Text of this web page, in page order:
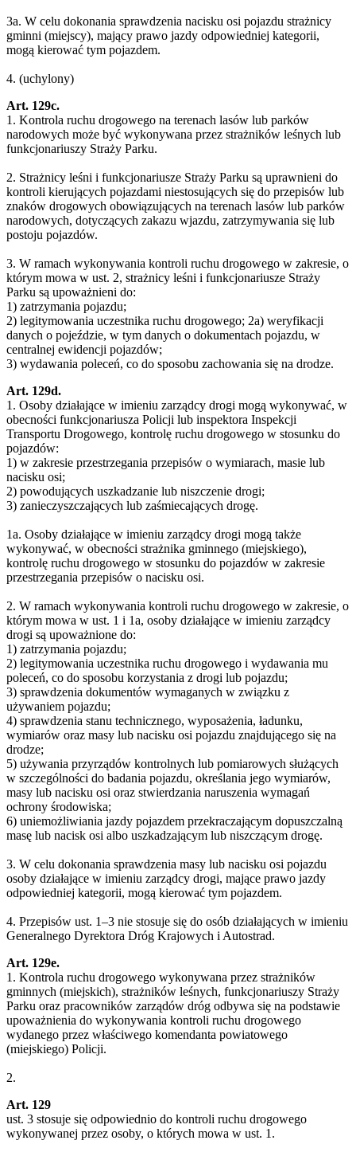
3a. W celu dokonania sprawdzenia nacisku osi pojazdu strażnicy
gminni (miejscy), mający prawo jazdy odpowiedniej kategorii,
mogą kierować tym pojazdem.
4. (uchylony)
Art. 129c.
1. Kontrola ruchu drogowego na terenach lasów lub parków
narodowych może być wykonywana przez strażników leśnych lub
funkcjonariuszy Straży Parku.
2. Strażnicy leśni i funkcjonariusze Straży Parku są uprawnieni do
kontroli kierujących pojazdami niestosujących się do przepisów lub
znaków drogowych obowiązujących na terenach lasów lub parków
narodowych, dotyczących zakazu wjazdu, zatrzymywania się lub
postoju pojazdów.
3. W ramach wykonywania kontroli ruchu drogowego w zakresie, o
którym mowa w ust. 2, strażnicy leśni i funkcjonariusze Straży
Parku są upoważnieni do:
1) zatrzymania pojazdu;
2) legitymowania uczestnika ruchu drogowego; 2a) weryfikacji
danych o pojeździe, w tym danych o dokumentach pojazdu, w
centralnej ewidencji pojazdów;
3) wydawania poleceń, co do sposobu zachowania się na drodze.
Art. 129d.
1. Osoby działające w imieniu zarządcy drogi mogą wykonywać, w
obecności funkcjonariusza Policji lub inspektora Inspekcji
Transportu Drogowego, kontrolę ruchu drogowego w stosunku do
pojazdów:
1) w zakresie przestrzegania przepisów o wymiarach, masie lub
nacisku osi;
2) powodujących uszkadzanie lub niszczenie drogi;
3) zanieczyszczających lub zaśmiecających drogę.
1a. Osoby działające w imieniu zarządcy drogi mogą także
wykonywać, w obecności strażnika gminnego (miejskiego),
kontrolę ruchu drogowego w stosunku do pojazdów w zakresie
przestrzegania przepisów o nacisku osi.
2. W ramach wykonywania kontroli ruchu drogowego w zakresie, o
którym mowa w ust. 1 i 1a, osoby działające w imieniu zarządcy
drogi są upoważnione do:
1) zatrzymania pojazdu;
2) legitymowania uczestnika ruchu drogowego i wydawania mu
poleceń, co do sposobu korzystania z drogi lub pojazdu;
3) sprawdzenia dokumentów wymaganych w związku z
używaniem pojazdu;
4) sprawdzenia stanu technicznego, wyposażenia, ładunku,
wymiarów oraz masy lub nacisku osi pojazdu znajdującego się na
drodze;
5) używania przyrządów kontrolnych lub pomiarowych służących
w szczególności do badania pojazdu, określania jego wymiarów,
masy lub nacisku osi oraz stwierdzania naruszenia wymagań
ochrony środowiska;
6) uniemożliwiania jazdy pojazdem przekraczającym dopuszczalną
masę lub nacisk osi albo uszkadzającym lub niszczącym drogę.
3. W celu dokonania sprawdzenia masy lub nacisku osi pojazdu
osoby działające w imieniu zarządcy drogi, mające prawo jazdy
odpowiedniej kategorii, mogą kierować tym pojazdem.
4. Przepisów ust. 1–3 nie stosuje się do osób działających w imieniu
Generalnego Dyrektora Dróg Krajowych i Autostrad.
Art. 129e.
1. Kontrola ruchu drogowego wykonywana przez strażników
gminnych (miejskich), strażników leśnych, funkcjonariuszy Straży
Parku oraz pracowników zarządów dróg odbywa się na podstawie
upoważnienia do wykonywania kontroli ruchu drogowego
wydanego przez właściwego komendanta powiatowego
(miejskiego) Policji.
2.
Art. 129
ust. 3 stosuje się odpowiednio do kontroli ruchu drogowego
wykonywanej przez osoby, o których mowa w ust. 1.